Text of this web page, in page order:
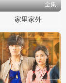
全集
家里家外